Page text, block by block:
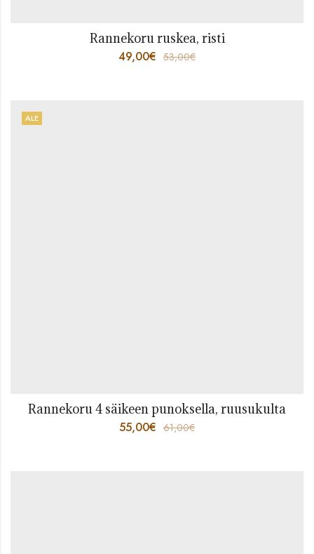
Rannekoru ruskea, risti
49,00€ 53,00€
ALE
Rannekoru 4 säikeen punoksella, ruusukulta
55,00€ 61,00€